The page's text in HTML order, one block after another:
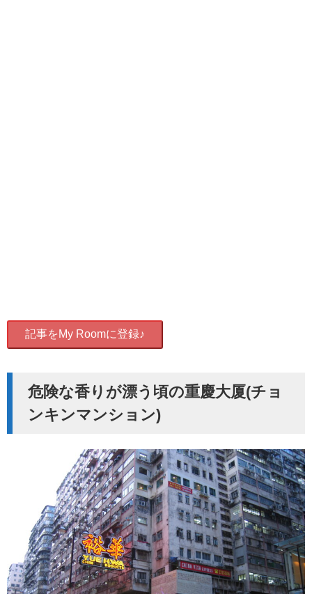
記事をMy Roomに登録♪
危険な香りが漂う頃の重慶大厦(チョ
ンキンマンション)